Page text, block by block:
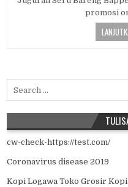
promosi
Search for:
cw-check-https://test.com/
Coronavirus disease 2019
Kopi Logawa Toko Grosir